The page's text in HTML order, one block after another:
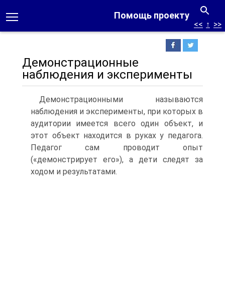
Помощь проекту
<< ↑ >>
Демонстрационные
наблюдения и эксперименты
Демонстрационными называются
наблюдения и эксперименты, при которых в
аудитории имеется всего один объект, и
этот объект находится в руках у педагога.
Педагог сам проводит опыт
(«демонстрирует его»), а дети следят за
ходом и результатами.